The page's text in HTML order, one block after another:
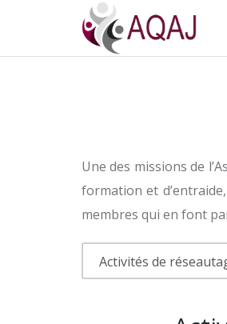
Une des missions de
formation et
membres qui en font